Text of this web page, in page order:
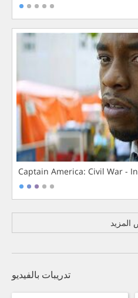
Captain America: Civil War -
تدريبات بالفيديو